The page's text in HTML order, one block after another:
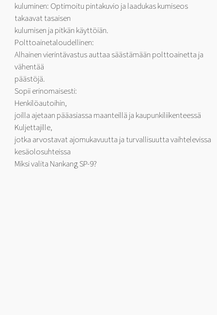
kuluminen: Optimoitu pintakuvio ja laadukas kumiseos
takaavat tasaisen
kulumisen ja pitkän käyttöiän.
Polttoainetaloudellinen:
Alhainen vierintävastus auttaa säästämään polttoainetta ja
vähentää
päästöjä.
Sopii erinomaisesti:
Henkilöautoihin,
joilla ajetaan pääasiassa maanteillä ja kaupunkiliikenteessä
Kuljettajille,
jotka arvostavat ajomukavuutta ja turvallisuutta vaihtelevissa
kesäolosuhteissa
Miksi valita Nankang SP-9?